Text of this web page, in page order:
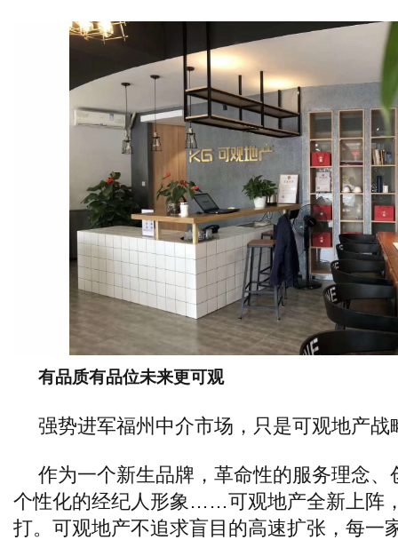
有品质有品位未来更可观
强势进军福州中介市场，只是可观地产战
作为一个新生品牌，革命性的服务理念、
个性化的经纪人形象……可观地产全新上阵
打。可观地产不追求盲目的高速扩张，每一